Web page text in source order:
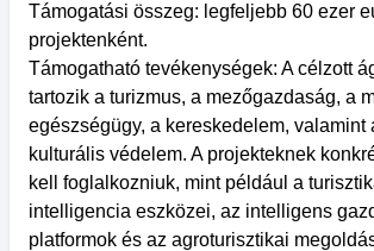
Támogatási összeg: legfeljebb 60 ezer
projektenként.
Támogatható tevékenységek: A célzott
tartozik a turizmus, a mezőgazdaság, a
egészségügy, a kereskedelem, valamint
kulturális védelem. A projekteknek
kell foglalkozniuk, mint például a
intelligencia eszközei, az intelligens
platformok és az agroturisztikai